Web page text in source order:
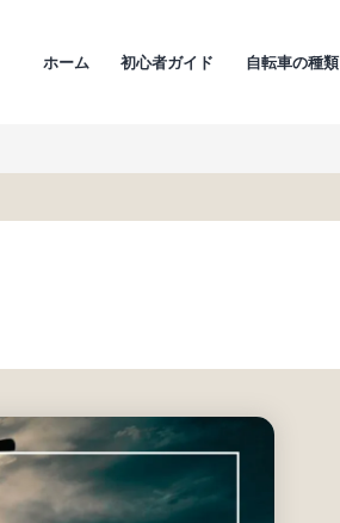
ホーム 初心者ガイド 自転車の種類